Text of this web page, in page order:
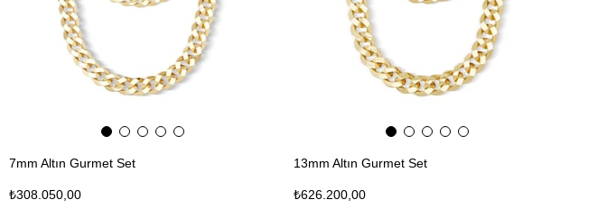
7mm Altın Gurmet Set
₺308.050,00
13mm Altın Gurmet Set
₺626.200,00